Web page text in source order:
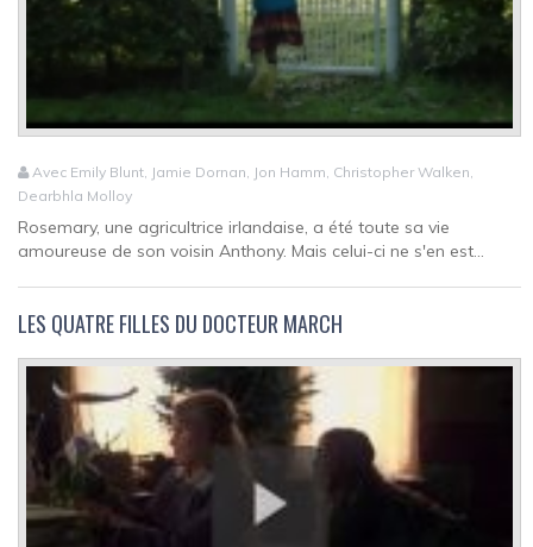
Avec Emily Blunt, Jamie Dornan, Jon Hamm, Christopher Walken,
Dearbhla Molloy
Rosemary, une agricultrice irlandaise, a été toute sa vie
amoureuse de son voisin Anthony. Mais celui-ci ne s'en est...
LES QUATRE FILLES DU DOCTEUR MARCH